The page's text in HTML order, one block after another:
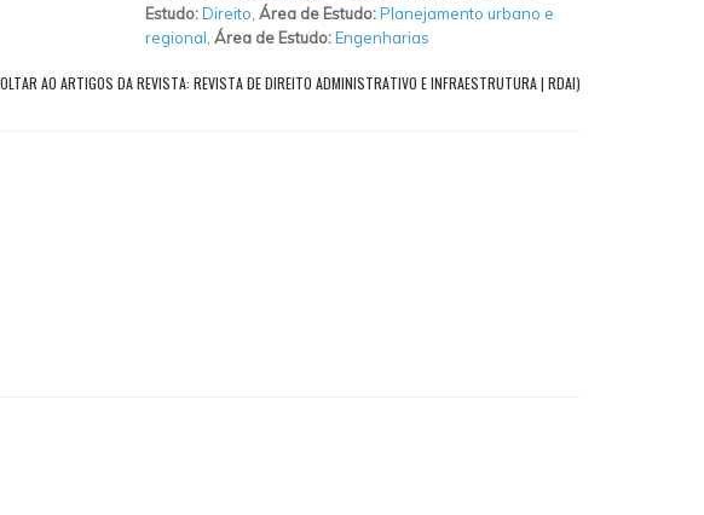
Estudo:Direito Área de Estudo:Planejamento urbano e
regional Área de Estudo:Engenharias
AO ARTIGOS DA REVISTA: REVISTA DE DIREITO ADMINISTRATIVO E INFRAESTRUTURA | RDAI)